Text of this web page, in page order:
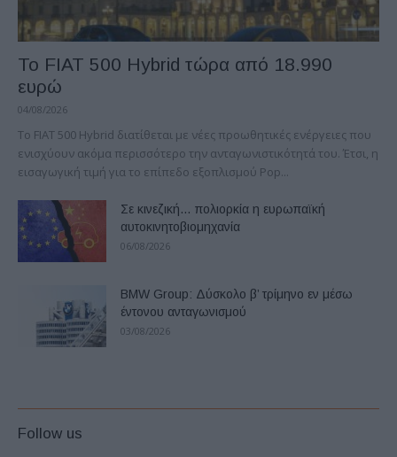
Το FIAT 500 Hybrid τώρα από 18.990
ευρώ
04/08/2026
Το FIAT 500 Hybrid διατίθεται με νέες προωθητικές ενέργειες που
ενισχύουν ακόμα περισσότερο την ανταγωνιστικότητά του. Έτσι, η
εισαγωγική τιμή για το επίπεδο εξοπλισμού Pop...
Σε κινεζική… πολιορκία η ευρωπαϊκή
αυτοκινητοβιομηχανία
06/08/2026
BMW Group: Δύσκολο β’ τρίμηνο εν μέσω
έντονου ανταγωνισμού
03/08/2026
Follow us